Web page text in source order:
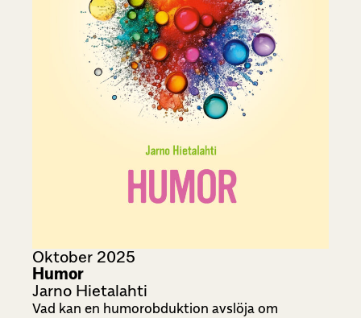
Oktober 2025
Humor
Jarno Hietalahti
Vad kan en humorobduktion avslöja om